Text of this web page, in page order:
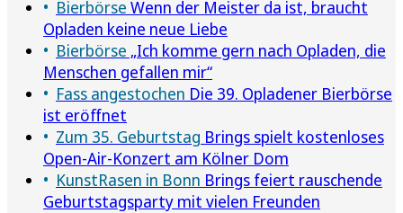
Bierbörse Wenn der Meister da ist, braucht
Opladen keine neue Liebe
Bierbörse „Ich komme gern nach Opladen, die
Menschen gefallen mir“
Fass angestochen Die 39. Opladener Bierbörse
ist eröffnet
Zum 35. Geburtstag Brings spielt kostenloses
Open-Air-Konzert am Kölner Dom
KunstRasen in Bonn Brings feiert rauschende
Geburtstagsparty mit vielen Freunden